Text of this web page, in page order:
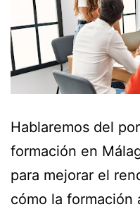
Hablaremos del
formación en
para mejorar el
cómo la formación